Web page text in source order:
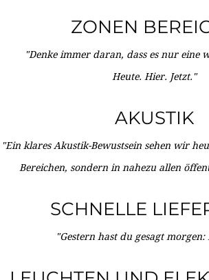
ZONEN
"Denke immer daran, dass es nur eine
Heute. Hier. Jetzt."
AKUSTIK
"Ein klares Akustik-Bewustsein sehen wir
Bereichen, sondern in nahezu allen
SCHNELLE
"Gestern hast du gesagt morgen: